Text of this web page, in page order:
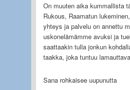
On muuten aika kummallista
Rukous, Raamatun
yhteys ja palvelu on annettu
uskonelämämme avuksi ja
saattaakin tulla jonkun
taakka, joka tuntuu
Sana rohkaisee uupunutta